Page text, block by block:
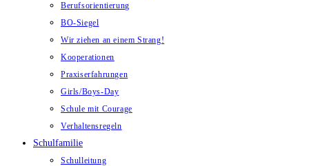
Berufsorientierung
BO-Siegel
Wir ziehen an einem Strang!
Kooperationen
Praxiserfahrungen
Girls/Boys-Day
Schule mit Courage
Verhaltensregeln
Schulfamilie
Schulleitung